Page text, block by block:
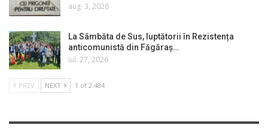
aug. 3, 2026
La Sâmbăta de Sus, luptătorii în Rezistența
anticomunistă din Făgăraș…
iul. 27, 2026
PREV NEXT 1 of 2.484